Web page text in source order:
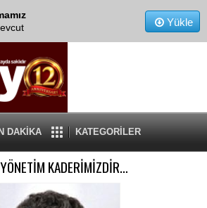
Yükle
DAKİKA KATEGORİLER
KADERİMİZDİR…